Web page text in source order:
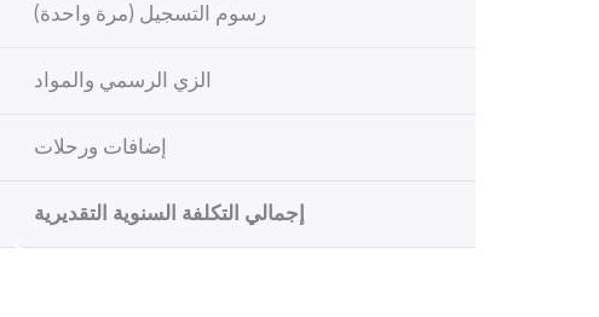
رسوم التسجيل (مرة واحدة)
الزي الرسمي والمواد
إضافات ورحلات
إجمالي التكلفة السنوية التقديرية